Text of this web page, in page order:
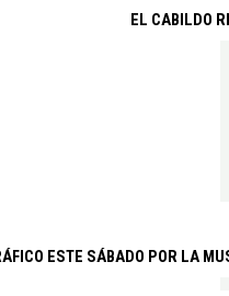
EL CABILDO
ESTE SÁBADO POR LA